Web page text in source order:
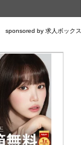
sponsored by 求人ボックス